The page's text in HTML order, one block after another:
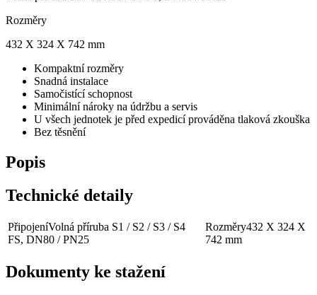
Rozměry
432 X 324 X 742 mm
Kompaktní rozměry
Snadná instalace
Samočistící schopnost
Minimální nároky na údržbu a servis
U všech jednotek je před expedicí prováděna tlaková zkouška
Bez těsnění
Popis
Technické detaily
PřipojeníVolná příruba S1 / S2 / S3 / S4
FS, DN80 / PN25
Rozměry432 X 324 X
742 mm
Dokumenty ke stažení